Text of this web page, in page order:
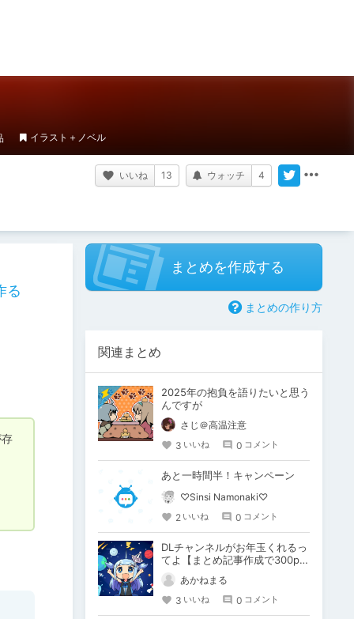
イラスト＋ノベル
いいね 13 ウォッチ 4
る
まとめを作成する
まとめの作り方
関連まとめ
2025年の抱負を語りたいと思う
んですが
さじ＠高温注意
3 いいね 0 コメント
あと一時間半！キャンペーン
♡Sinsi Namonaki♡
2 いいね 0 コメント
DLチャンネルがお年玉くれるっ
てよ【まとめ記事作成で300pt
キャンペーン】
あかねまる
3 いいね 0 コメント